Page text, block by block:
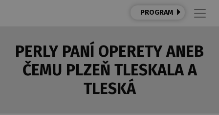
PROGRAM
PERLY PANÍ OPERETY ANEB
ČEMU PLZEŇ TLESKALA A
TLESKÁ